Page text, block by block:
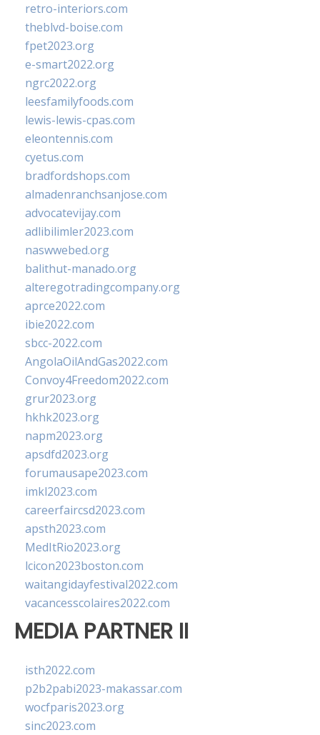
retro-interiors.com
theblvd-boise.com
fpet2023.org
e-smart2022.org
ngrc2022.org
leesfamilyfoods.com
lewis-lewis-cpas.com
eleontennis.com
cyetus.com
bradfordshops.com
almadenranchsanjose.com
advocatevijay.com
adlibilimler2023.com
naswwebed.org
balithut-manado.org
alteregotradingcompany.org
aprce2022.com
ibie2022.com
sbcc-2022.com
AngolaOilAndGas2022.com
Convoy4Freedom2022.com
grur2023.org
hkhk2023.org
napm2023.org
apsdfd2023.org
forumausape2023.com
imkl2023.com
careerfaircsd2023.com
apsth2023.com
MedItRio2023.org
lcicon2023boston.com
waitangidayfestival2022.com
vacancesscolaires2022.com
MEDIA PARTNER II
isth2022.com
p2b2pabi2023-makassar.com
wocfparis2023.org
sinc2023.com